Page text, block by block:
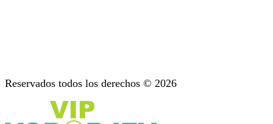
Reservados todos los derechos © 2026